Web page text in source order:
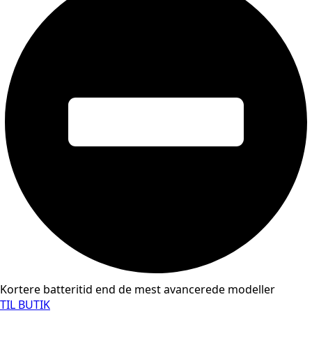
Kortere batteritid end de mest avancerede modeller
TIL BUTIK